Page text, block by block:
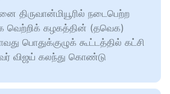
திருவான்மியூரில் நடைபெற்ற
வெற்றிக் கழகத்தின் (தவெக)
பொதுக்குழுக் கூட்டத்தில் கட்சி
விஜய் கலந்து கொண்டு